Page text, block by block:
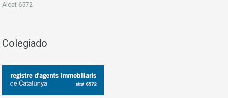
Aicat 6572
Colegiado